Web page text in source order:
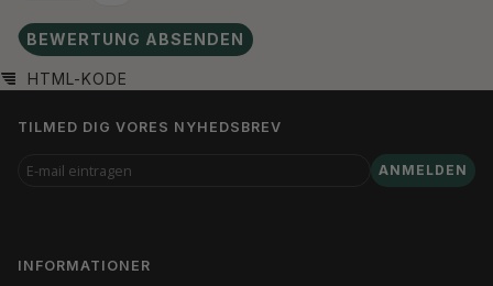
BEWERTUNG ABSENDEN
HTML-KODE
TILMED DIG VORES NYHEDSBREV
E-
MAIL
ANMELDEN
INFORMATIONER